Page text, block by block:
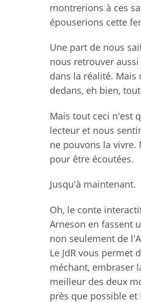
montrerions à ces
épouserions cette
Une part de nous
nous retrouver
dans la réalité.
dedans, eh bien,
Mais tout ceci n'est
lecteur et nous
ne pouvons la vivre.
pour être écoutées.
Jusqu'à maintenant.
Oh, le conte
Arneson en fassent
non seulement de
Le JdR vous permet
méchant, embraser
meilleur des deux
près que possible